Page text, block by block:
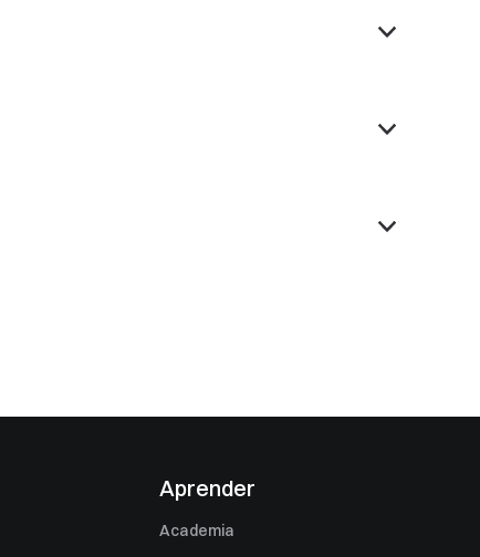
Aprender
Academia